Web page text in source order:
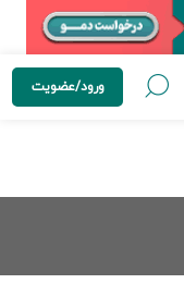
ورود/عضویت